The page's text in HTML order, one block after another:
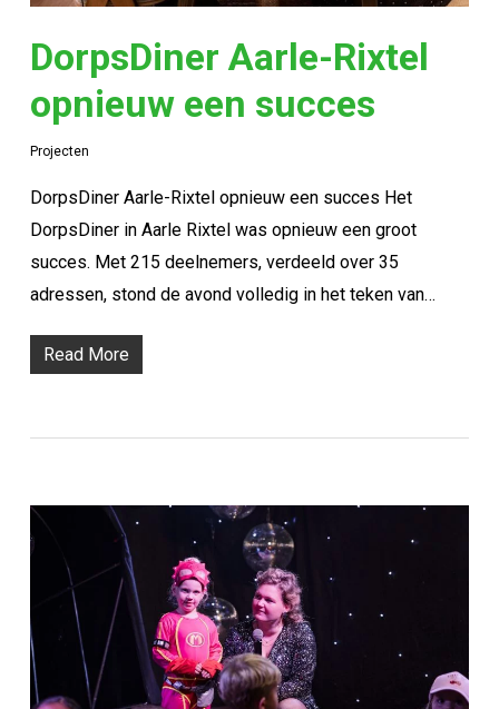
DorpsDiner Aarle-Rixtel
opnieuw een succes
Projecten
DorpsDiner Aarle-Rixtel opnieuw een succes Het
DorpsDiner in Aarle Rixtel was opnieuw een groot
succes. Met 215 deelnemers, verdeeld over 35
adressen, stond de avond volledig in het teken van…
Read More